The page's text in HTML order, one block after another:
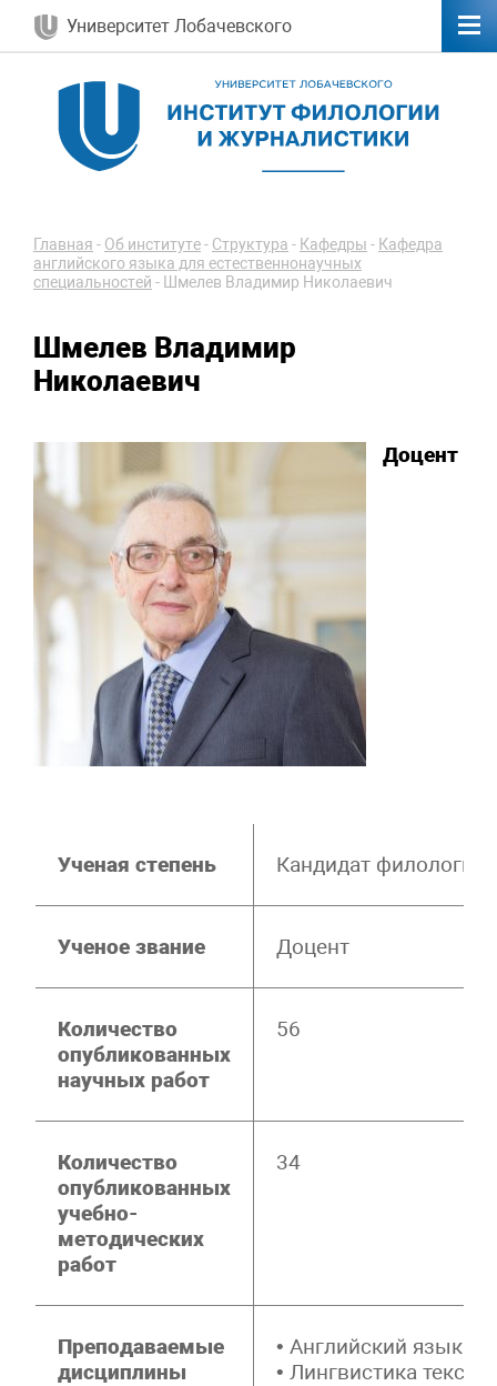
Университет Лобачевского
Главная - Об институте- Структура - Кафедры - Кафедра
английского языка для естественнонаучных
специальностей - Шмелев Владимир Николаевич
Шмелев Владимир
Николаевич
Доцент
Ученая степень Кандидат
Ученое звание Доцент
Количество
опубликованных
научных работ
56
Количество
опубликованных
учебно-
методических
работ
34
Преподаваемые
дисциплины
• Английский язык
• Лингвистика текста